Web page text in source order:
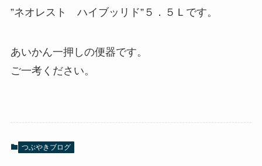
”ネオレスト ハイブッリド”５．５Ｌです。
あいかん一押しの便器です。
ご一考ください。
つぶやきブログ